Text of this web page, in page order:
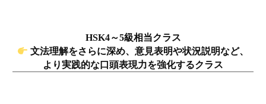
HSK4～5級相当クラス
文法理解をさらに深め、意見表明や状況説明など、
より実践的な口頭表現力を強化するクラス